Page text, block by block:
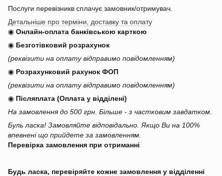
Послуги перевізникв сплачує замовник/отримувач.
Детальніше про терміни, доставку та оплату
◉ Онлайн-оплата банківською карткою
◉ Безготівковий розрахунок
(реквізити на оплату відправимо повідомленням)
◉ Розрахунковий рахунок ФОП
(реквізити на оплату відправимо повідомленням)
◉ Післяплата (Оплата у відділені)
На замовлення до 500 грн. Більше - з частковим завдатком.
Буль ласка! Замовляйте відповідально. Якщо Ви на 100%
впевнені що прийдете за замовленням.
Перевірка замовлення при отриманні
Будь ласка, перевіряйте кожне замовлення у відділенні